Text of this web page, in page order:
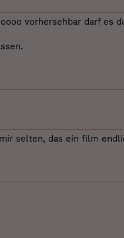
vorhersehbar darf es
selten, das ein film